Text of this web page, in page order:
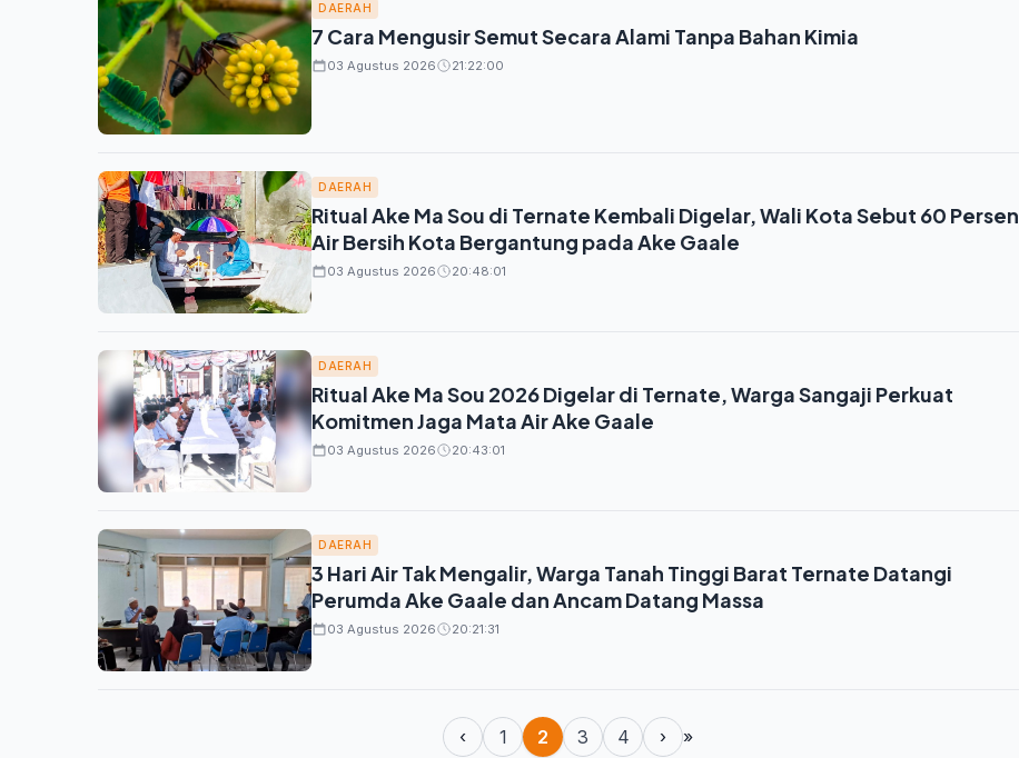
DAERAH
7 Cara Mengusir Semut Secara Alami Tanpa Bahan Kimia
03 Agustus 2026 21:22:00
DAERAH
Ritual Ake Ma Sou di Ternate Kembali Digelar, Wali Kota Sebut 60 Persen
Air Bersih Kota Bergantung pada Ake Gaale
03 Agustus 2026 20:48:01
DAERAH
Ritual Ake Ma Sou 2026 Digelar di Ternate, Warga Sangaji Perkuat
Komitmen Jaga Mata Air Ake Gaale
03 Agustus 2026 20:43:01
DAERAH
3 Hari Air Tak Mengalir, Warga Tanah Tinggi Barat Ternate Datangi
Perumda Ake Gaale dan Ancam Datang Massa
03 Agustus 2026 20:21:31
‹ 1 2 3 4 › »